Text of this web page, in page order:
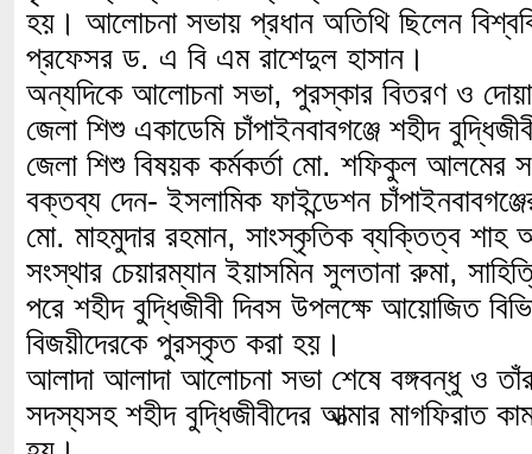
হয়। আলোচনা সভায় প্রধান অতিথি ছিলেন
প্রফেসর ড. এ বি এম রাশেদুল হাসান।
অন্যদিকে আলোচনা সভা, পুরস্কার বিতরণ ও দোয়া
জেলা শিশু একাডেমি চাঁপাইনবাবগঞ্জে শহীদ
জেলা শিশু বিষয়ক কর্মকর্তা মো. শফিকুল আলমের
বক্তব্য দেন- ইসলামিক ফাইন্ডেশন
মো. মাহমুদার রহমান, সাংস্কৃতিক ব্যক্তিত্ব শাহ
সংস্থার চেয়ারম্যান ইয়াসমিন সুলতানা রুমা,
পরে শহীদ বুদ্ধিজীবী দিবস উপলক্ষে আয়োজিত
বিজয়ীদেরকে পুরস্কৃত করা হয়।
আলাদা আলাদা আলোচনা সভা শেষে বঙ্গবন্ধু ও
সদস্যসহ শহীদ বুদ্ধিজীবীদের আত্মার মাগফিরাত